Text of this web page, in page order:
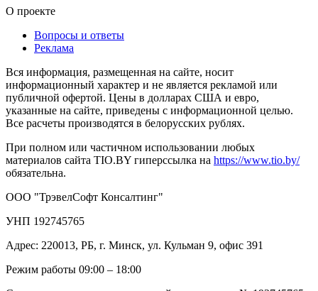
О проекте
Вопросы и ответы
Реклама
Вся информация, размещенная на сайте, носит
информационный характер и не является рекламой или
публичной офертой. Цены в долларах США и евро,
указанные на сайте, приведены с информационной целью.
Все расчеты производятся в белорусских рублях.
При полном или частичном использовании любых
материалов сайта TIO.BY гиперссылка на https://www.tio.by/
обязательна.
ООО "ТрэвелСофт Консалтинг"
УНП 192745765
Адрес: 220013, РБ, г. Минск, ул. Кульман 9, офис 391
Режим работы 09:00 – 18:00